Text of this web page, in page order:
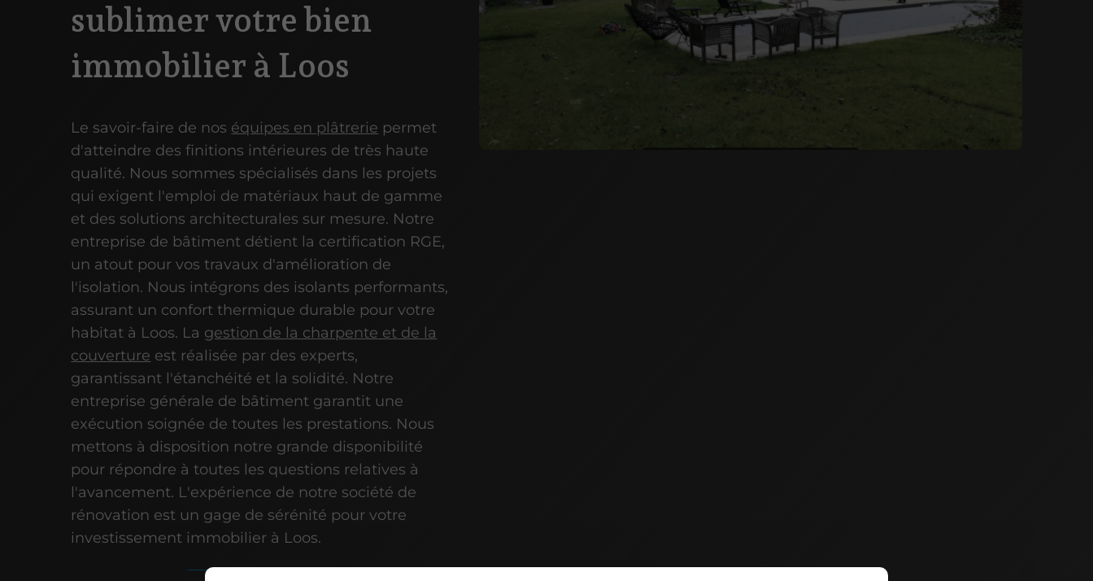
sublimer votre bien
immobilier à Loos
Le savoir-faire de nos équipes en plâtrerie permet
d'atteindre des finitions intérieures de très haute
qualité. Nous sommes spécialisés dans les projets
qui exigent l'emploi de matériaux haut de gamme
et des solutions architecturales sur mesure. Notre
entreprise de bâtiment détient la certification RGE,
un atout pour vos travaux d'amélioration de
l'isolation. Nous intégrons des isolants performants,
assurant un confort thermique durable pour votre
habitat à Loos. La gestion de la charpente et de la
couverture est réalisée par des experts,
garantissant l'étanchéité et la solidité. Notre
entreprise générale de bâtiment garantit une
exécution soignée de toutes les prestations. Nous
mettons à disposition notre grande disponibilité
pour répondre à toutes les questions relatives à
l'avancement. L'expérience de notre société de
rénovation est un gage de sérénité pour votre
investissement immobilier à Loos.